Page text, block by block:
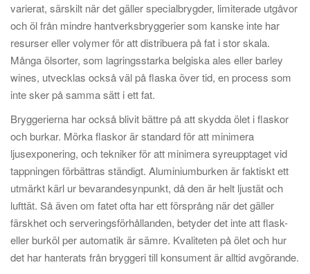
varierat, särskilt när det gäller specialbrygder, limiterade utgåvor
och öl från mindre hantverksbryggerier som kanske inte har
resurser eller volymer för att distribuera på fat i stor skala.
Många ölsorter, som lagringsstarka belgiska ales eller barley
wines, utvecklas också väl på flaska över tid, en process som
inte sker på samma sätt i ett fat.
Bryggerierna har också blivit bättre på att skydda ölet i flaskor
och burkar. Mörka flaskor är standard för att minimera
ljusexponering, och tekniker för att minimera syreupptaget vid
tappningen förbättras ständigt. Aluminiumburken är faktiskt ett
utmärkt kärl ur bevarandesynpunkt, då den är helt ljustät och
lufttät. Så även om fatet ofta har ett försprång när det gäller
färskhet och serveringsförhållanden, betyder det inte att flask-
eller burköl per automatik är sämre. Kvaliteten på ölet och hur
det har hanterats från bryggeri till konsument är alltid avgörande.